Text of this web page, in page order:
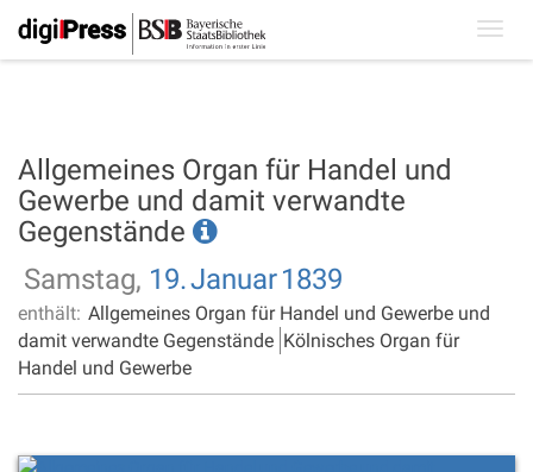
Allgemeines Organ für Handel und
Gewerbe und damit verwandte
Gegenstände
Samstag, 19.Januar1839
enthält: Allgemeines Organ für Handel und Gewerbe und
damit verwandte Gegenstände Kölnisches Organ für
Handel und Gewerbe